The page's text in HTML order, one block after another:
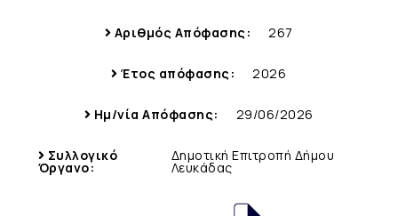
Αριθμός Απόφασης: 267
Έτος απόφασης: 2026
Ημ/νία Απόφασης: 29/06/2026
Συλλογικό
Όργανο:
Δημοτική Επιτροπή Δήμου
Λευκάδας